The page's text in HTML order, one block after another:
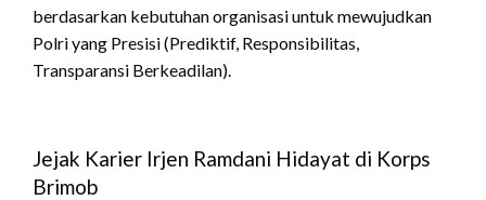
berdasarkan kebutuhan organisasi untuk mewujudkan
Polri yang Presisi (Prediktif, Responsibilitas,
Transparansi Berkeadilan).
Jejak Karier Irjen Ramdani Hidayat di Korps
Brimob